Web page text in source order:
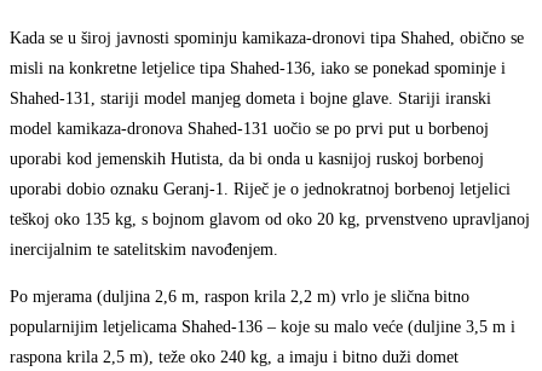
Kada se u široj javnosti spominju kamikaza-dronovi tipa Shahed, obično se
misli na konkretne letjelice tipa Shahed-136, iako se ponekad spominje i
Shahed-131, stariji model manjeg dometa i bojne glave. Stariji iranski
model kamikaza-dronova Shahed-131 uočio se po prvi put u borbenoj
uporabi kod jemenskih Hutista, da bi onda u kasnijoj ruskoj borbenoj
uporabi dobio oznaku Geranj-1. Riječ je o jednokratnoj borbenoj letjelici
teškoj oko 135 kg, s bojnom glavom od oko 20 kg, prvenstveno upravljanoj
inercijalnim te satelitskim navođenjem.
Po mjerama (duljina 2,6 m, raspon krila 2,2 m) vrlo je slična bitno
popularnijim letjelicama Shahed-136 – koje su malo veće (duljine 3,5 m i
raspona krila 2,5 m), teže oko 240 kg, a imaju i bitno duži domet